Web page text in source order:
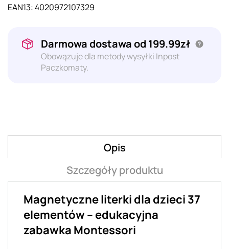
EAN13:4020972107329
Darmowa dostawa od 199.99zł
Obowązuje dla metody wysyłki Inpost
Paczkomaty.
Opis
Szczegóły produktu
Magnetyczne literki dla dzieci 37
elementów – edukacyjna
zabawka Montessori